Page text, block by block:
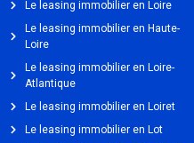
Le leasing immobilier en Loire
Le leasing immobilier en Haute-
Loire
Le leasing immobilier en Loire-
Atlantique
Le leasing immobilier en Loiret
Le leasing immobilier en Lot